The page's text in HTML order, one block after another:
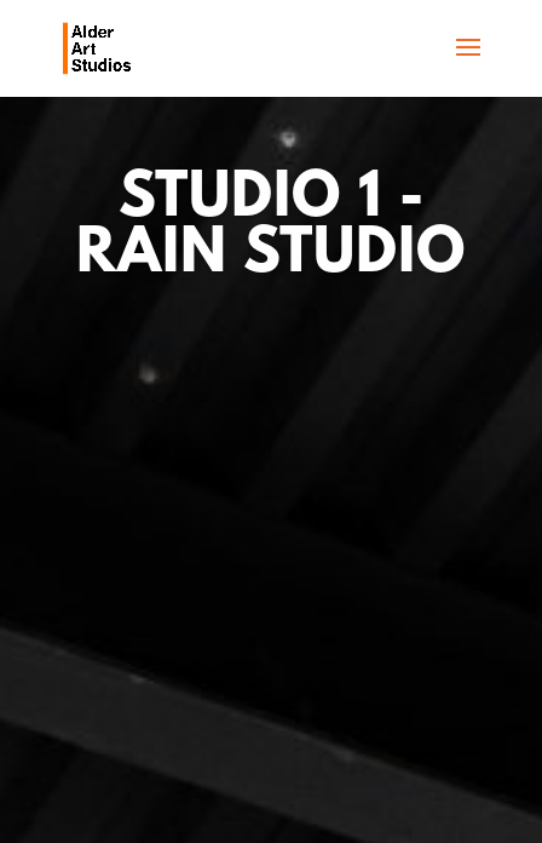
STUDIO 1 -
RAIN STUDIO